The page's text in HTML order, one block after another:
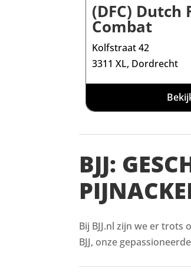
(DFC) Dutch
Combat
Kolfstraat 42
3311 XL, Dordrecht
BJJ:
Bij BJJ.nl zijn we er
BJJ, onze